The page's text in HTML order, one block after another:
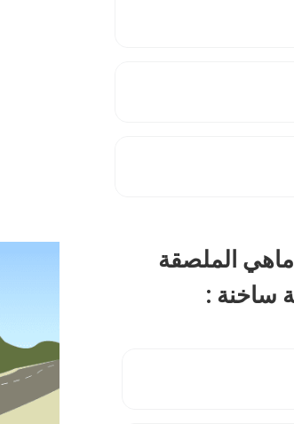
الملصقة
ساخنة :